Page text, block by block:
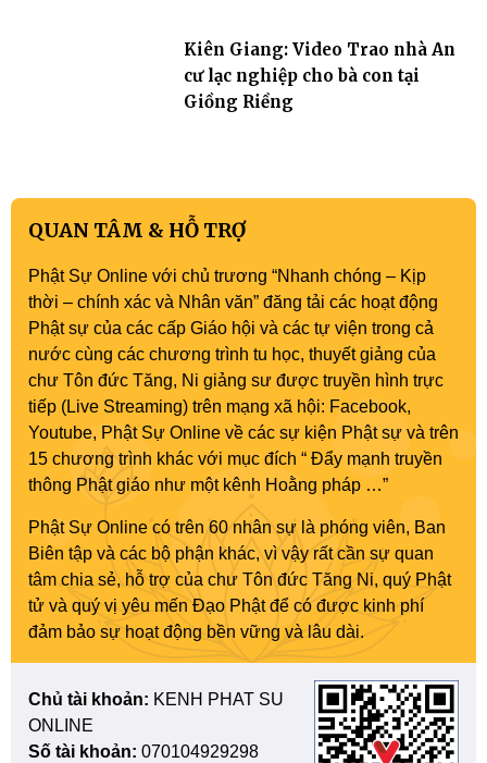
Kiên Giang: Video Trao nhà An
cư lạc nghiệp cho bà con tại
Giồng Riềng
QUAN TÂM & HỖ TRỢ
Phật Sự Online với chủ trương “Nhanh chóng – Kịp
thời – chính xác và Nhân văn” đăng tải các hoạt động
Phật sự của các cấp Giáo hội và các tự viện trong cả
nước cùng các chương trình tu học, thuyết giảng của
chư Tôn đức Tăng, Ni giảng sư được truyền hình trực
tiếp (Live Streaming) trên mạng xã hội: Facebook,
Youtube, Phật Sự Online về các sự kiện Phật sự và trên
15 chương trình khác với mục đích “ Đẩy mạnh truyền
thông Phật giáo như một kênh Hoằng pháp …”
Phật Sự Online có trên 60 nhân sự là phóng viên, Ban
Biên tập và các bộ phận khác, vì vậy rất cần sự quan
tâm chia sẻ, hỗ trợ của chư Tôn đức Tăng Ni, quý Phật
tử và quý vị yêu mến Đạo Phật để có được kinh phí
đảm bảo sự hoạt động bền vững và lâu dài.
Chủ tài khoản: KENH PHAT SU
ONLINE
Số tài khoản: 070104929298